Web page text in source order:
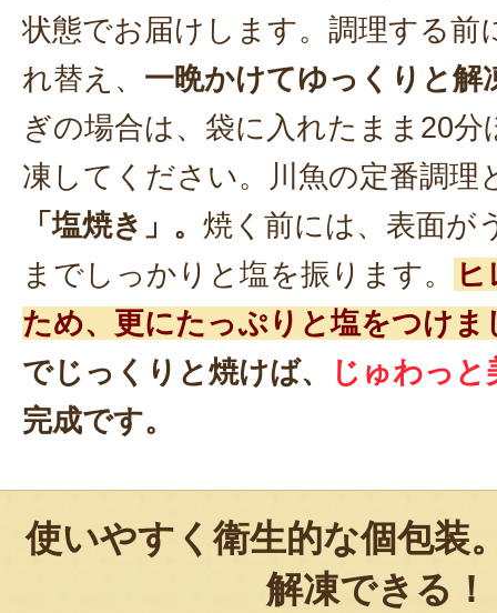
状態でお届けします。調理する前
れ替え、 一晩かけてゆっくりと解
ぎの場合は、袋に入れたまま20分
凍してください。川魚の定番調理
「塩焼き」。 焼く前には、表面が
までしっかりと塩を振ります。
ため、更にたっぷりと塩をつけま
でじっくりと焼けば、
じゅわっ
完成です。
使いやすく衛生的な個包装
解凍できる！